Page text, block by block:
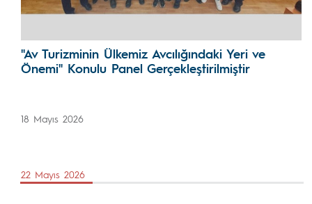
"Av Turizminin Ülkemiz Avcılığındaki Yeri ve
Önemi" Konulu Panel Gerçekleştirilmiştir
18 Mayıs 2026
22 Mayıs 2026